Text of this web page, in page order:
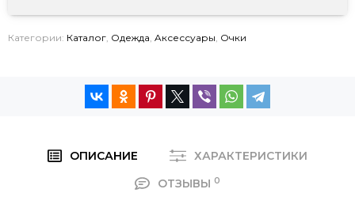
Категории: Каталог, Одежда, Aксессуары, Очки
ОПИСАНИЕ
ХАРАКТЕРИСТИКИ
ОТЗЫВЫ 0